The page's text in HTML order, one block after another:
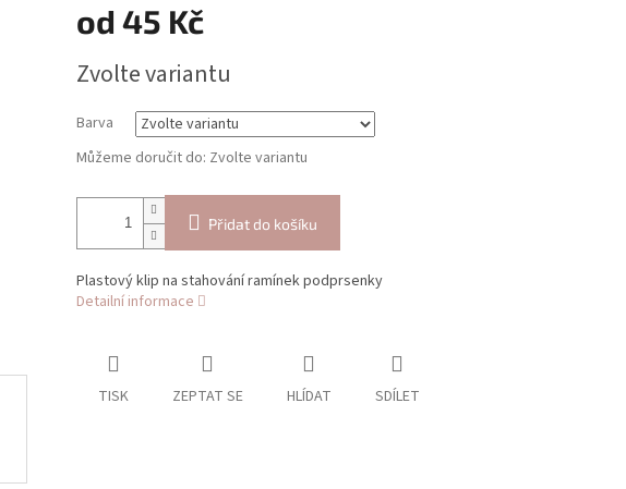
od 45 Kč
cena:
Zvolte variantu
Barva
Můžeme doručit do: Zvolte variantu
Přidat do košíku
Plastový klip na stahování ramínek podprsenky
Detailní informace
TISK ZEPTAT SE HLÍDAT SDÍLET